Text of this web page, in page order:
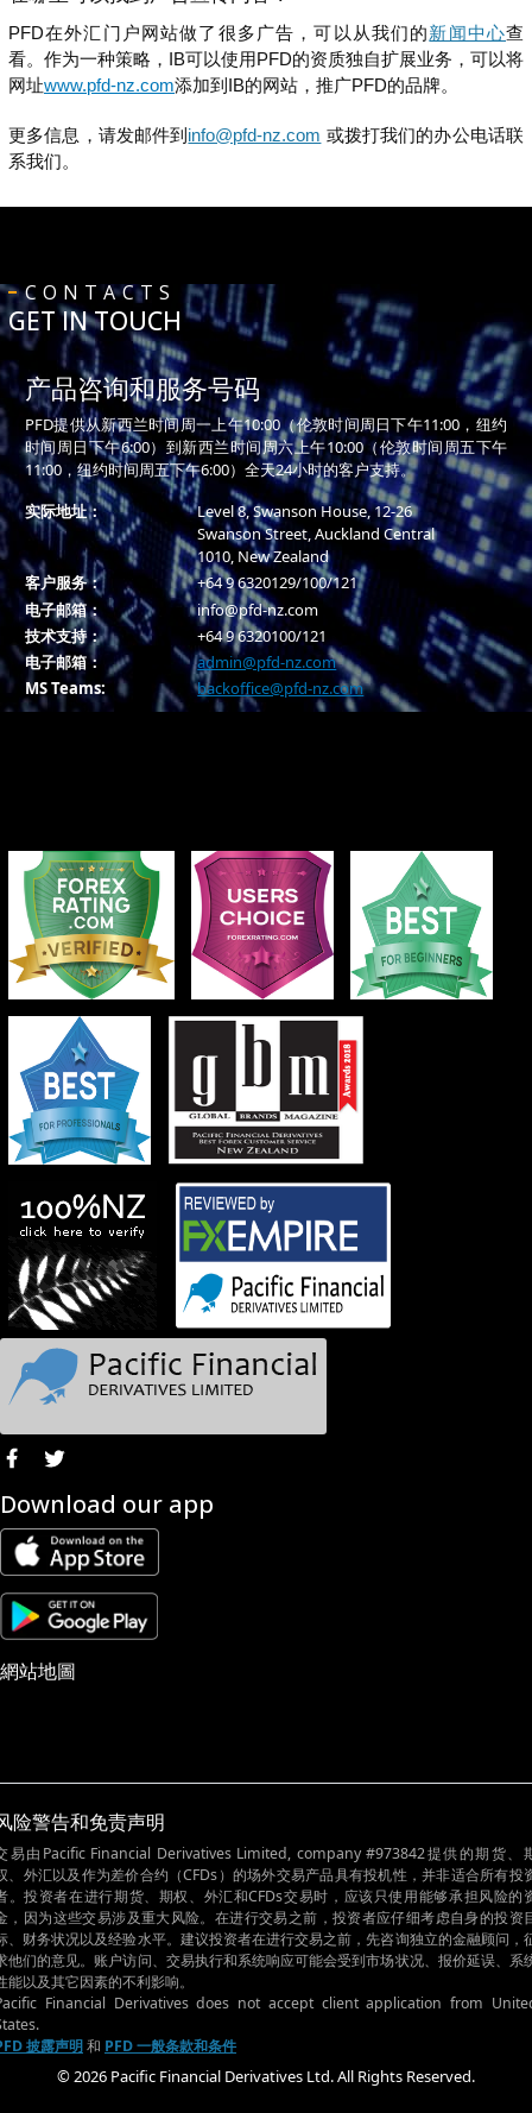
PFD在外汇门户网站做了很多广告，可以从我们的新闻中心查
看。作为一种策略，IB可以使用PFD的资质独自扩展业务，可以将
网址www.pfd-nz.com添加到IB的网站，推广PFD的品牌。
更多信息，请发邮件到 info@pfd-nz.com 或拨打我们的办公电话联
系我们。
CONTACTS
GET IN TOUCH
产品咨询和服务号码
PFD提供从新西兰时间周一上午10:00（伦敦时间周日下午11:00，纽约
时间周日下午6:00）到新西兰时间周六上午10:00（伦敦时间周五下午
11:00，纽约时间周五下午6:00）全天24小时的客户支持。
实际地址：
Level 8, Swanson House, 12-26
Swanson Street, Auckland Central
1010, New Zealand
客户服务：
+64 9 6320129/100/121
电子邮箱：
info@pfd-nz.com
技术支持：
+64 9 6320100/121
电子邮箱：
admin@pfd-nz.com
MS Teams:
backoffice@pfd-nz.com
Download our app
網站地圖
险警告和免责声明
易由Pacific Financial Derivatives Limited, company #973842提供的期货、
、外汇以及作为差价合约（CFDs）的场外交易产品具有投机性，并非适合所有投
。投资者在进行期货、期权、外汇和CFDs交易时，应该只使用能够承担风险的
，因为这些交易涉及重大风险。在进行交易之前，投资者应仔细考虑自身的投资
、财务状况以及经验水平。建议投资者在进行交易之前，先咨询独立的金融顾问，
他们的意见。账户访问、交易执行和系统响应可能会受到市场状况、报价延误、系
能以及其它因素的不利影响。
Financial Derivatives does not accept client application from
披露声明和 PFD 一般条款和条件
© 2026 Pacific Financial Derivatives Ltd. All Rights Reserved.